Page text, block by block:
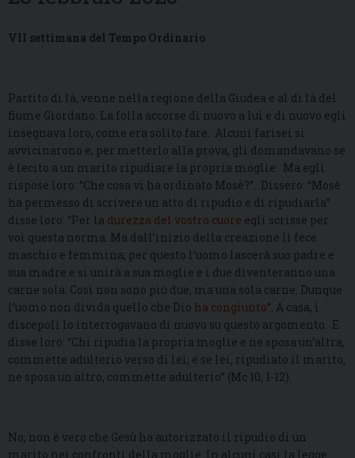
VII settimana del Tempo Ordinario
Partito di là, venne nella regione della Giudea e al di là del
fiume Giordano. La folla accorse di nuovo a lui e di nuovo egli
insegnava loro, come era solito fare. Alcuni farisei si
avvicinarono e, per metterlo alla prova, gli domandavano se
è lecito a un marito ripudiare la propria moglie. Ma egli
rispose loro: “Che cosa vi ha ordinato Mosè?”. Dissero: “Mosè
ha permesso di scrivere un atto di ripudio e di ripudiarla”
disse loro: “Per la durezza del vostro cuore egli scrisse per
voi questa norma. Ma dall’inizio della creazione li fece
maschio e femmina; per questo l’uomo lascerà suo padre e
sua madre e si unirà a sua moglie e i due diventeranno una
carne sola. Così non sono più due, ma una sola carne. Dunque
l’uomo non divida quello che Dio ha congiunto“. A casa, i
discepoli lo interrogavano di nuovo su questo argomento. E
disse loro: “Chi ripudia la propria moglie e ne sposa un’altra,
commette adulterio verso di lei; e se lei, ripudiato il marito,
ne sposa un altro, commette adulterio” (Mc 10, 1-12).
No, non è vero che Gesù ha autorizzato il ripudio di un
marito nei confronti della moglie. In alcuni casi la legge